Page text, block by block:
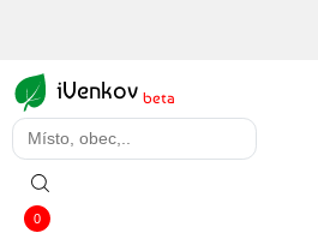
iVenkov beta
0